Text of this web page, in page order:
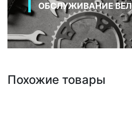
ОБСЛУЖИВАНИЕ
Похожие товары